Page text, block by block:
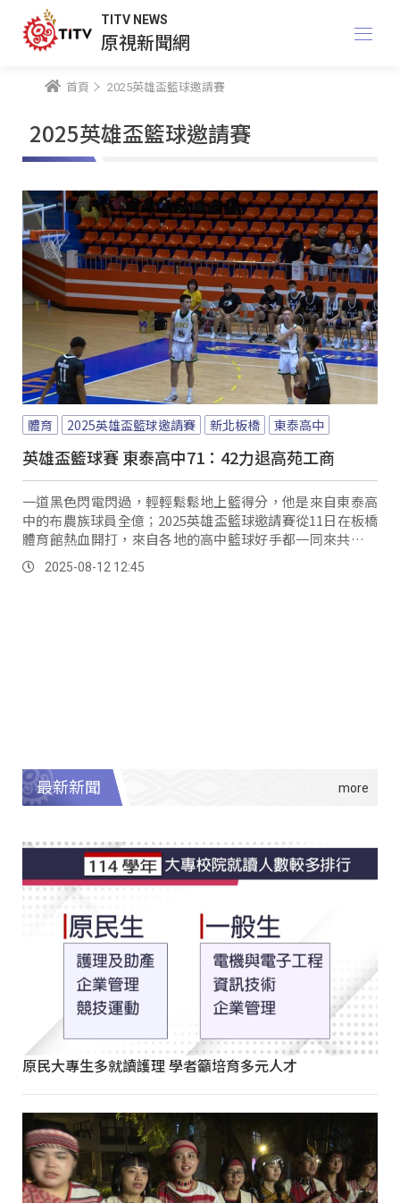
TITV NEWS
原視新聞網
首頁 2025英雄盃籃球邀請賽
2025英雄盃籃球邀請賽
體育 2025英雄盃籃球邀請賽 新北板橋 東泰高中
英雄盃籃球賽 東泰高中71：42力退高苑工商
一道黑色閃電閃過，輕輕鬆鬆地上籃得分，他是來自東泰高
中的布農族球員全億；2025英雄盃籃球邀請賽從11日在板橋
體育館熱血開打，來自各地的高中籃球好手都一同來共襄盛
舉。2025-08-12 12:45
最新新聞
原民大專生多就讀護理 學者籲培育多元人才